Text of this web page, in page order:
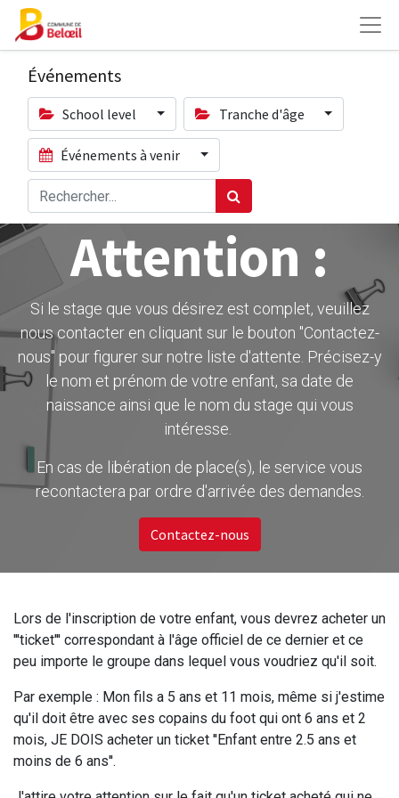
Événements
School level Tranche d'âge
Événements à venir
Attention :
Si le stage que vous désirez est complet, veuillez
nous contacter en cliquant sur le bouton ''Contactez-
nous" pour figurer sur notre liste d'attente. Précisez-y
le nom et prénom de votre enfant, sa date de
naissance ainsi que le nom du stage qui vous
intéresse.
En cas de libération de place(s), le service vous
recontactera par ordre d'arrivée des demandes.
Contactez-nous
Lors de l'inscription de votre enfant, vous devrez acheter un
'''ticket''' correspondant à l'âge officiel de ce dernier et ce
peu importe le groupe dans lequel vous voudriez qu'il soit.
Par exemple : Mon fils a 5 ans et 11 mois, même si j'estime
qu'il doit être avec ses copains du foot qui ont 6 ans et 2
mois, JE DOIS acheter un ticket ''Enfant entre 2.5 ans et
moins de 6 ans''.